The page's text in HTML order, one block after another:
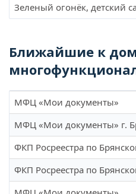
Зеленый огонёк, детский
Ближайшие к
МФЦ «Мои документы»
МФЦ «Мои документы» г.
ФКП Росреестра по
ФКП Росреестра по